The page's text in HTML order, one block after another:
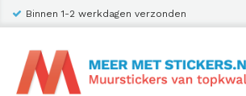
Binnen 1-2 werkdagen verzonden